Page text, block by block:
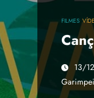
FILMES
13/